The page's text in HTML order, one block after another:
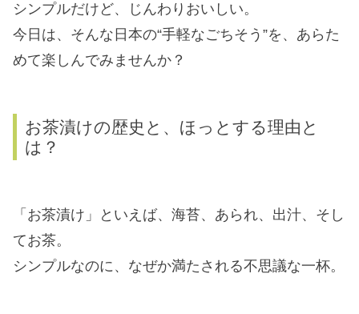
シンプルだけど、じんわりおいしい。
今日は、そんな日本の“手軽なごちそう”を、あらた
めて楽しんでみませんか？
お茶漬けの歴史と、ほっとする理由と
は？
「お茶漬け」といえば、海苔、あられ、出汁、そし
てお茶。
シンプルなのに、なぜか満たされる不思議な一杯。